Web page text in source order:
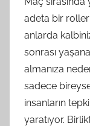
adeta bir roller
anlarda
sonrası
almanıza
sadece
insanların
yaratıyor.